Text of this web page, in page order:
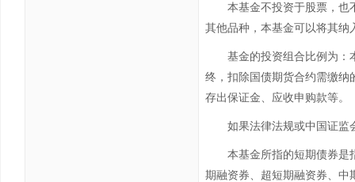
本基金不投资于股票，也
其他品种，本基金可以将其纳
基金的投资组合比例为：
终，扣除国债期货合约需缴纳
存出保证金、应收申购款等。
如果法律法规或中国证监
本基金所指的短期债券是
期融资券、超短期融资券、中